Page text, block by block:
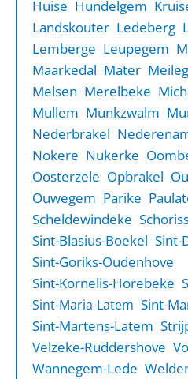
Huise Hundelgem
Landskouter Ledeberg
Lemberge Leupegem
Maarkedal Mater
Melsen Merelbeke
Mullem Munkzwalm
Nederbrakel
Nokere Nukerke
Oosterzele Opbrakel
Ouwegem Parike
Scheldewindeke
Sint-Blasius-Boekel Sint-
Sint-Goriks-Oudenhove
Sint-Kornelis-Horebeke
Sint-Maria-Latem Sint-
Sint-Martens-Latem
Velzeke-Ruddershove
Wannegem-Lede